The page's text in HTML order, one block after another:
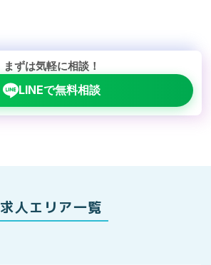
まずは気軽に相談！
LINEで無料相談
求人エリア一覧